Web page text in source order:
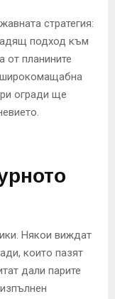
стратегия:
подход към
от планините
широкомащабна
огради ще
Някои виждат
които пазят
дали парите